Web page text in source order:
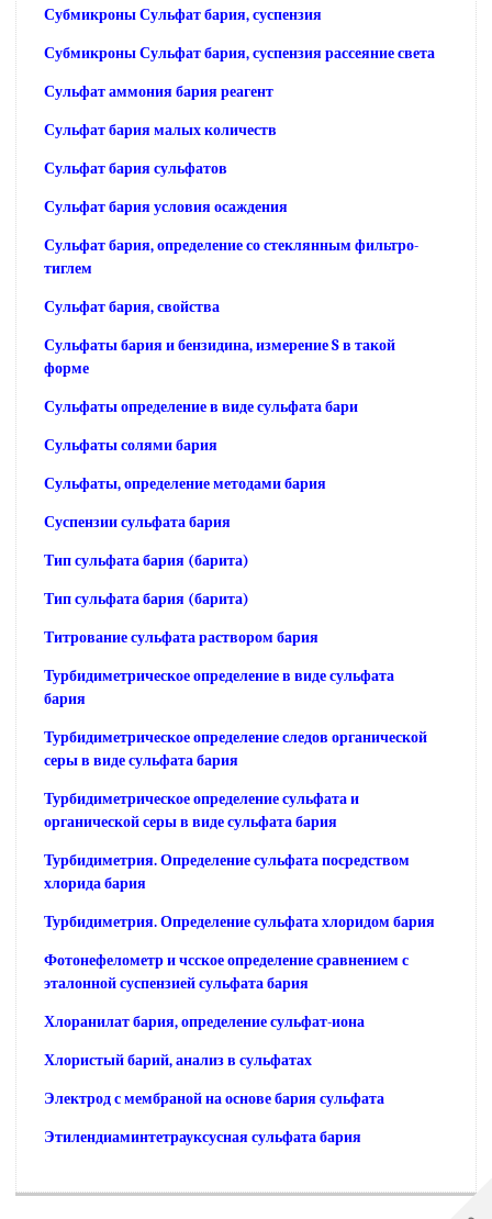
Субмикроны Сульфат бария, суспензия
Субмикроны Сульфат бария, суспензия рассеяние света
Сульфат аммония бария реагент
Сульфат бария малых количеств
Сульфат бария сульфатов
Сульфат бария условия осаждения
Сульфат бария, определение со стеклянным фильтро-
тиглем
Сульфат бария, свойства
Сульфаты бария и бензидина, измерение S в такой
форме
Сульфаты определение в виде сульфата бари
Сульфаты солями бария
Сульфаты, определение методами бария
Суспензии сульфата бария
Тип сульфата бария (барита)
Тип сульфата бария (барита)
Титрование сульфата раствором бария
Турбидиметрическое определение в виде сульфата
бария
Турбидиметрическое определение следов органической
серы в виде сульфата бария
Турбидиметрическое определение сульфата и
органической серы в виде сульфата бария
Турбидиметрия. Определение сульфата посредством
хлорида бария
Турбидиметрия. Определение сульфата хлоридом бария
Фотонефелометр и чсское определение сравнением с
эталонной суспензией сульфата бария
Хлоранилат бария, определение сульфат-иона
Хлористый барий, анализ в сульфатах
Электрод с мембраной на основе бария сульфата
Этилендиаминтетрауксусная сульфата бария